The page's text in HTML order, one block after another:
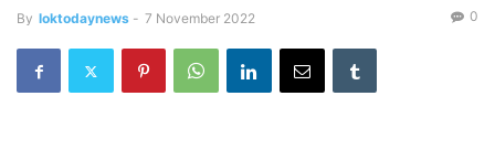
By loktodaynews - 7 November 2022 0